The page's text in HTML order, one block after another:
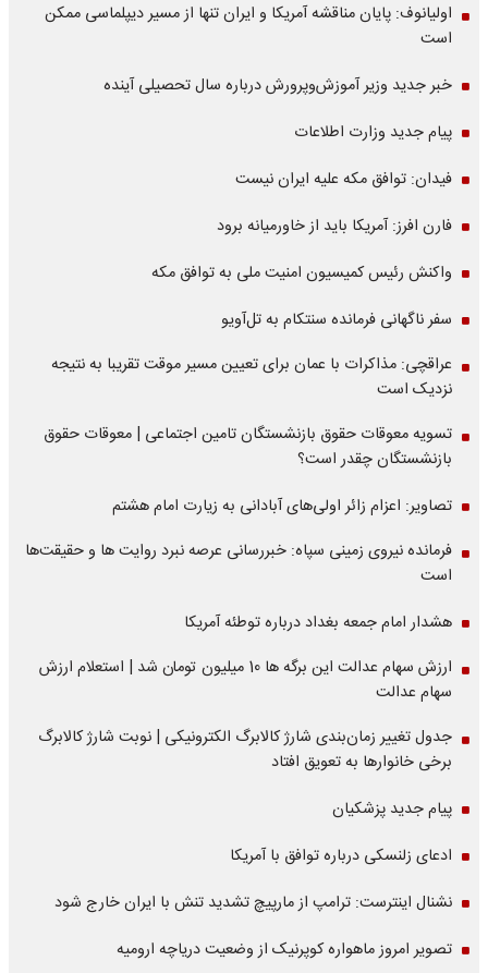
اولیانوف: پایان مناقشه آمریکا و ایران تنها از مسیر دیپلماسی ممکن
است
خبر جدید وزیر آموزش‌وپرورش درباره سال تحصیلی آینده
پیام جدید وزارت اطلاعات
فیدان: توافق مکه علیه ایران نیست
فارن افرز: آمریکا باید از خاورمیانه برود
واکنش رئیس کمیسیون امنیت ملی به توافق مکه
سفر ناگهانی فرمانده سنتکام به تل‌آویو
عراقچی: مذاکرات با عمان برای تعیین مسیر موقت تقریبا به نتیجه
نزدیک است
تسویه معوقات حقوق بازنشستگان تامین اجتماعی | معوقات حقوق
بازنشستگان چقدر است؟
تصاویر: اعزام زائر اولی‌های آبادانی به زیارت امام هشتم
فرمانده نیروی زمینی سپاه: خبررسانی عرصه نبرد روایت ها و حقیقت‌ها
است
هشدار امام جمعه بغداد درباره توطئه آمریکا
ارزش سهام عدالت این برگه ها 10 میلیون تومان شد | استعلام ارزش
سهام عدالت
جدول تغییر زمان‌بندی شارژ کالابرگ الکترونیکی | نوبت شارژ کالابرگ
برخی خانوارها به تعویق افتاد
پیام جدید پزشکیان
ادعای زلنسکی درباره توافق با آمریکا
نشنال اینترست: ترامپ از مارپیچ تشدید تنش با ایران خارج شود
تصویر امروز ماهواره کوپرنیک از وضعیت دریاچه ارومیه